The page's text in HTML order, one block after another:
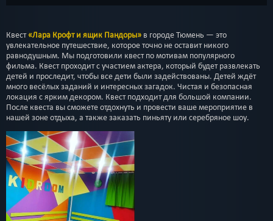
Квест«Лара Крофт и ящик Пандоры» в городе Тюмень — это
увлекательное путешествие, которое точно не оставит никого
равнодушным. Мы подготовили квест по мотивам популярного
фильма. Квест проходит с участием актера, который будет развлекать
детей и проследит, чтобы все дети были задействованы. Детей ждёт
много весёлых заданий и интересных загадок. Чистая и безопасная
локация с ярким декором. Квест подходит для большой компании.
После квеста вы сможете отдохнуть и провести ваше мероприятие в
нашей зоне отдыха, а также заказать пиньяту или серебряное шоу.